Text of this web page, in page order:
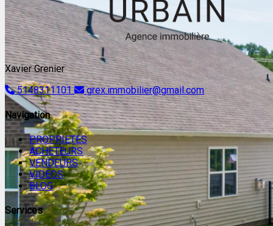
Xavier Grenier
5148311101
grex.immobilier@gmail.com
Navigation
PROPRIETES
ACHETEURS
VENDEURS
VIDEOS
BLOG
Services